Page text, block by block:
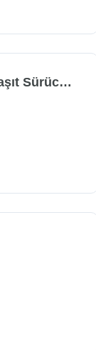
Özel Trabzon Eğitim Motorlu Taşıt Sürücüleri Kursu